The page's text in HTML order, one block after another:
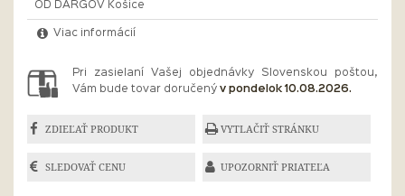
OD DARGOV Košice
Viac informácií
Pri zasielaní Vašej objednávky Slovenskou poštou,
Vám bude tovar doručený v pondelok 10.08.2026.
ZDIEĽAŤ PRODUKT VYTLAČIŤ STRÁNKU
SLEDOVAŤ CENU UPOZORNIŤ PRIATEĽA